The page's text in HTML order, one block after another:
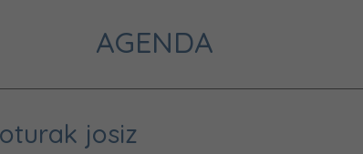
AGENDA
josiz